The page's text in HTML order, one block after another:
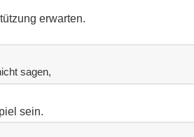
erwarten.
sagen,
sein.